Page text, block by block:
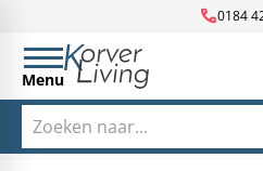
call0184
Menu